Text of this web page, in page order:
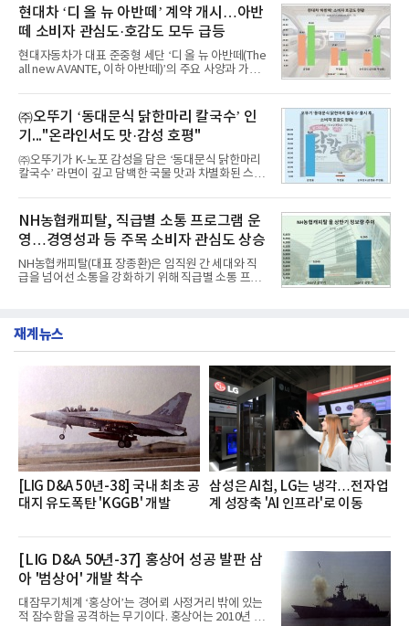
디교육, 대교, 디지
구창환)는 산업통상자원부 공공기관 41개 브랜드를
대상으로 지난 7월 7일부터 8월 7일까지 수집된 소비
자 빅데이터 91,102,549건을 분석한 결과, 한국전력
공사가 브랜드평판지수 10,670,633을 기록하며 8월
1위에 올랐다고 밝혔다. 분석에 활용된 빅데이터는 지
난 7월(88,893,823건) 대비 2.48% 증가한 수치다.연
수력원자력, 한국석
현대차 ‘디 올 뉴 아반떼’ 계약 개시…아반
떼 소비자 관심도·호감도 모두 급등
현대자동차가 대표 준중형 세단 ‘디 올 뉴 아반떼(The
all new AVANTE, 이하 아반떼)’의 주요 사양과 가격
떼는 6년 만에 선보이는 8세대 완전변경 모델로, ▲정
교한 선과 면을 중심으로 완성한 파격적인 디자인 ▲
과거 중형 세단 수준으로 확대된 차체 제원 ▲글로벌
최고 수준의 안전성 ▲성능과 효율을 동시에 높인 주
행 완성도 ▲첨단 편의 및 디지털 사양 적용 등을 통해
글로벌 준중형 세단의 새로운 기준을 세웠다.아반떼
는 가솔린 2.0과 1.6 하이브리드 두 가지 파워트레인
넘
㈜오뚜기 ‘동대문식 닭한마리 칼국수’ 인
기..."온라인서도 맛·감성 호평"
㈜오뚜기가 K-노포 감성을 담은 ‘동대문식 닭한마리
칼국수’ 라면이 깊고 담백한 국물 맛과 차별화된 스토
혔다.‘동대문식 닭한마리 칼국수’는 예상을 뛰어넘는
소비자 호응에 힘입어 지난 7월 13일 첫 선을 보인 지
단 18일 만에 누적 판매량 50만 개를 돌파하는 성과를
거두었다.이번 신제품은 개발진이 전국의 닭한마리
전문점을 직접 찾아 다니며 최적의 육수 비율을 완성
했다. 자극적이지 않으면서도 깊은 닭육수에 마늘의
개운한 풍미를 더했으며, 국물이 잘 배어들면서도 쫄
서도
NH농협캐피탈, 직급별 소통 프로그램 운
영…경영성과 등 주목 소비자 관심도 상승
NH농협캐피탈(대표 장종환)은 임직원 간 세대와 직
급을 넘어선 소통을 강화하기 위해 직급별 소통 프로
영지원부 홍보팀과 2026년 새로이(e)＊가 공동 주관
쳐 진행됐다.참고로 새로이(e)는 NH농협캐피탈 MZ
세대들로(과장~계장) 구성된 자율 참여조직으로, 조
직문화 혁신과 업무 효율성 향상을 위한 다양한 활동
을 추진하며,새로운 변화와 이로운 영향력을 조직전
반에 전파하는 역할
재계뉴스
[LIG D&A 50년-38] 국내 최초 공
대지 유도폭탄 'KGGB' 개발
삼성은 AI칩, LG는 냉각…전자업
계 성장축 'AI 인프라'로 이동
[LIG D&A 50년-37] 홍상어 성공 발판 삼
아 '범상어' 개발 착수
대잠무기체계 ‘홍상어’는 경어뢰 사정거리 밖에 있는
적 잠수함을 공격하는 무기이다. 홍상어는 2010년 넥